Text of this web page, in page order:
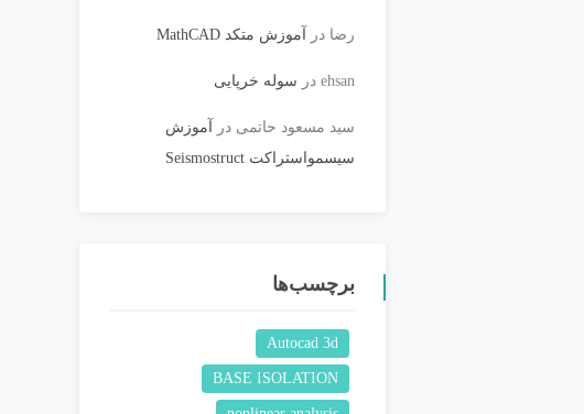
رضا در آموزش متکد MathCAD
ehsan در سوله خرپایی
سید مسعود حاتمی در
آموزش
سیسمواستراکت Seismostruct
برچسب‌ها
Autocad 3d
BASE ISOLATION